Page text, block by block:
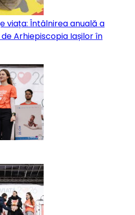
viața: Întâlnirea anuală a
Arhiepiscopia Iașilor în